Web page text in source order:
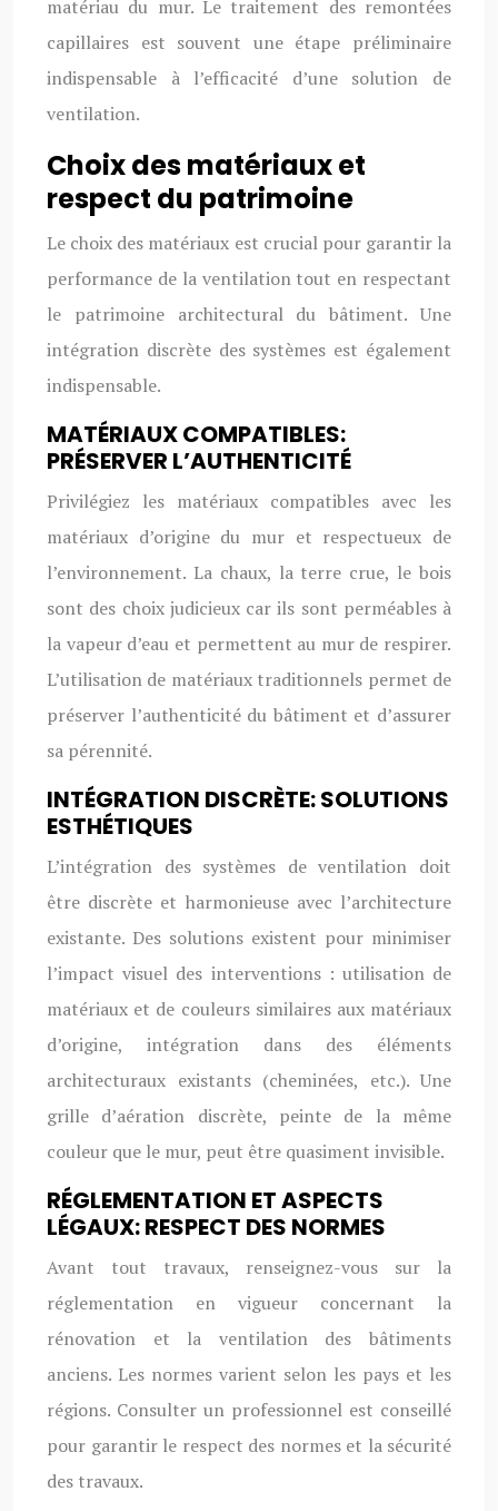
matériau du mur. Le traitement des remontées
capillaires est souvent une étape préliminaire
indispensable à l’efficacité d’une solution de
ventilation.
Choix des matériaux et
respect du patrimoine
Le choix des matériaux est crucial pour garantir la
performance de la ventilation tout en respectant
le patrimoine architectural du bâtiment. Une
intégration discrète des systèmes est également
indispensable.
MATÉRIAUX COMPATIBLES:
PRÉSERVER L’AUTHENTICITÉ
Privilégiez les matériaux compatibles avec les
matériaux d’origine du mur et respectueux de
l’environnement. La chaux, la terre crue, le bois
sont des choix judicieux car ils sont perméables à
la vapeur d’eau et permettent au mur de respirer.
L’utilisation de matériaux traditionnels permet de
préserver l’authenticité du bâtiment et d’assurer
sa pérennité.
INTÉGRATION DISCRÈTE: SOLUTIONS
ESTHÉTIQUES
L’intégration des systèmes de ventilation doit
être discrète et harmonieuse avec l’architecture
existante. Des solutions existent pour minimiser
l’impact visuel des interventions : utilisation de
matériaux et de couleurs similaires aux matériaux
d’origine, intégration dans des éléments
architecturaux existants (cheminées, etc.). Une
grille d’aération discrète, peinte de la même
couleur que le mur, peut être quasiment invisible.
RÉGLEMENTATION ET ASPECTS
LÉGAUX: RESPECT DES NORMES
Avant tout travaux, renseignez-vous sur la
réglementation en vigueur concernant la
rénovation et la ventilation des bâtiments
anciens. Les normes varient selon les pays et les
régions. Consulter un professionnel est conseillé
pour garantir le respect des normes et la sécurité
des travaux.